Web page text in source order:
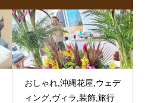
おしゃれ,沖縄花屋,ウェデ
ィング,ヴィラ,装飾,旅行